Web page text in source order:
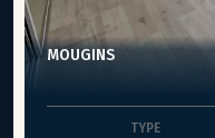
MOUGINS
TYPE